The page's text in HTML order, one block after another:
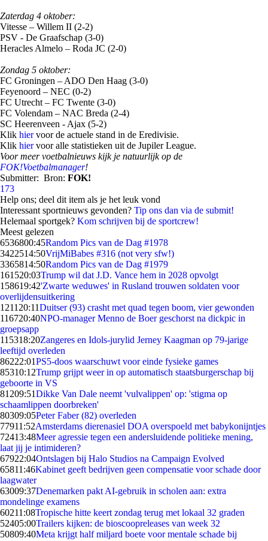
Zaterdag 4 oktober:
Vitesse – Willem II (2-2)
PSV - De Graafschap (3-0)
Heracles Almelo – Roda JC (2-0)
Zondag 5 oktober:
FC Groningen – ADO Den Haag (3-0)
Feyenoord – NEC (0-2)
FC Utrecht – FC Twente (3-0)
FC Volendam – NAC Breda (2-4)
SC Heerenveen - Ajax (5-2)
Klik hiervoor de actuele stand in de Eredivisie.
Klik hiervoor alle statistieken uit de Jupiler League.
Voor meer voetbalnieuws kijk je natuurlijk op de
FOK!Voetbalmanager!
Submitter: Bron: FOK!
173
Help ons; deel dit item als je het leuk vond
Interessant sportnieuws gevonden? Tip ons dan via de submit!
Helemaal sportgek? Kom schrijven bij de sportcrew!
Meest gelezen
6536800:45Random Pics van de Dag #1978
3422514:50VrijMiBabes #316 (not very sfw!)
3365814:50Random Pics van de Dag #1979
161520:03Trump wil dat J.D. Vance hem in 2028 opvolgt
158619:42'Zwarte weduwes' in Rusland trouwen soldaten voor
overlijdensuitkering
1211 20:11Duitser (93) crasht met quad tegen boom, vier gewonden
116720:40NPO-manager Menno de Boer geschorst na dickpic in
groepsapp
115318:20Zangeres en Idols-jurylid Jerney Kaagman op 79-jarige
leeftijd overleden
86222:01PS5-doos waarschuwt voor einde fysieke games
85310:12Trump grijpt weer in op automatisch staatsburgerschap bij
geboorte in VS
81209:51Dikke Van Dale neemt 'vulvalippen' op: 'stigma op
schaamlippen doorbreken'
80309:05Peter Faber (82) overleden
77911:52Amsterdams dierenasiel DOA overspoeld met babykonijntjes
72413:48Meer agressie tegen een andersluidende politieke mening,
laat jij je intimideren?
67922:04Ontslagen bij Halo Studios na Campaign Evolved
65811:46Kabinet geeft bedrijven geen compensatie voor schade door
laagwater
63009:37Denemarken pakt AI-gebruik in scholen aan: extra
mondelinge examens
60211:08Tropische hitte keert zondag terug met lokaal 32 graden
52405:00Trailers kijken: de bioscoopreleases van week 32
50809:40Meta krijgt half miljard boete voor mentale schade bij